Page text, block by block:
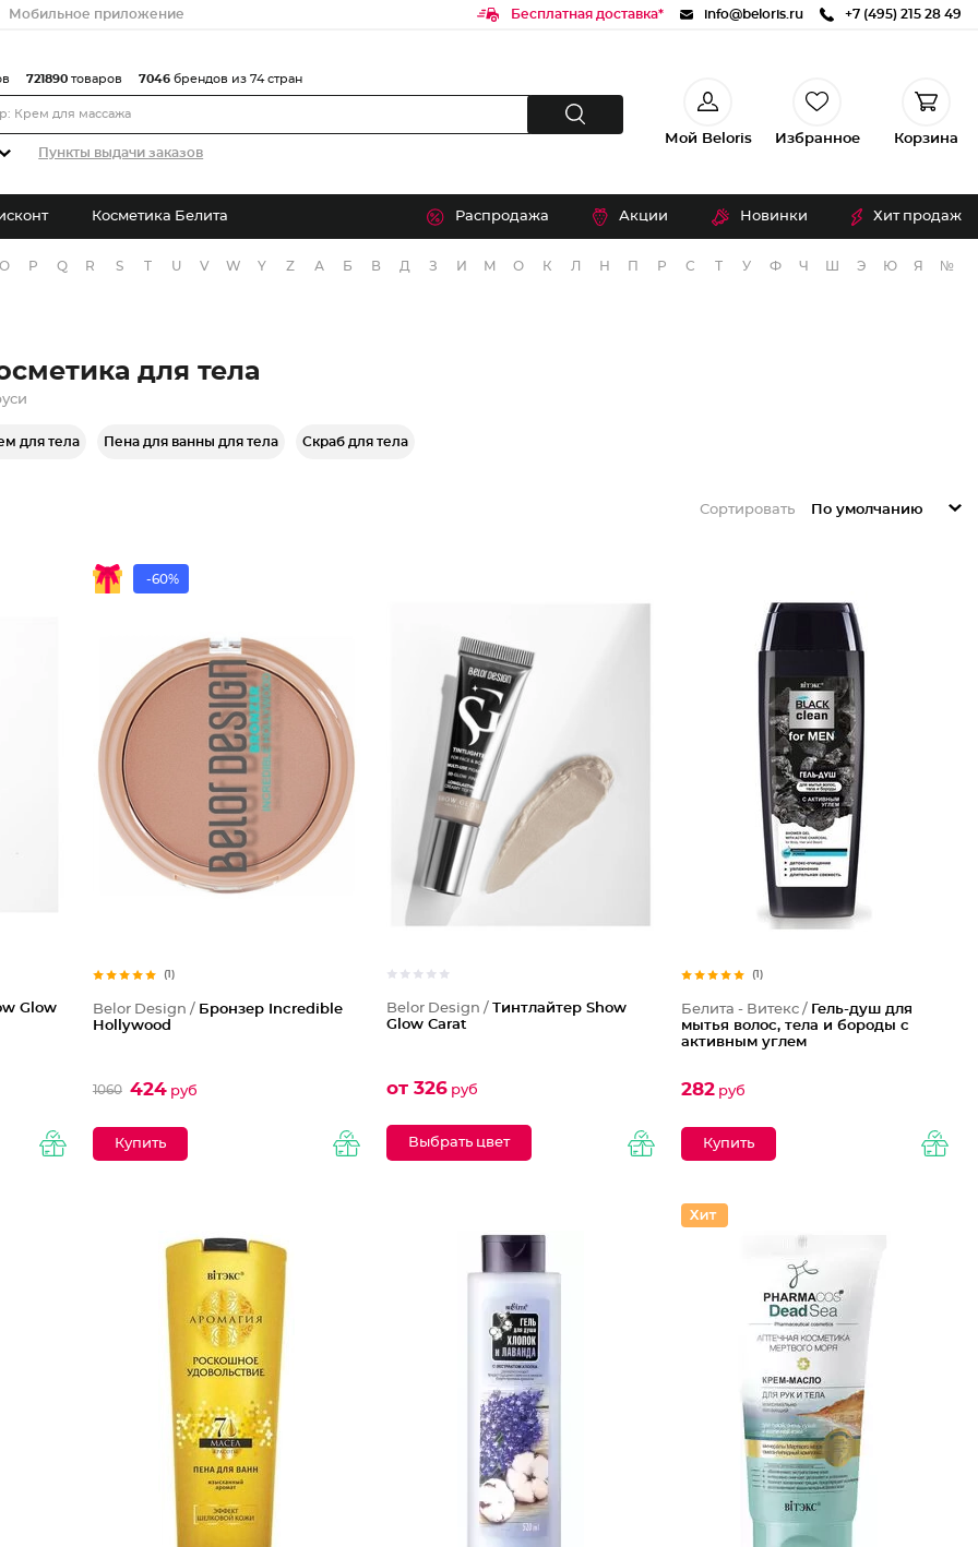
Мобильное приложение Бесплатная доставка* info@beloris.ru +7 (495) 215 28 49
Пункты выдачи заказов
721890 товаров 7046 брендов из 74 стран
Мой Beloris Избранное Корзина
Косметика Белита Распродажа Акции Новинки Хит продаж
O P Q R S T U V W Y Z А Б В Д З И М О К Л Н П Р С Т У Ф Ч Э Ю Я №
для тела
для тела Пена для ванны для тела Скраб для тела
Сортировать По умолчанию
Glow
-60%
(1)
Belor Design / Бронзер Incredible
Hollywood
1060 424руб
Belor Design /Тинтлайтер Show
Glow Carat
от 326 руб
Выбрать цвет
(1)
Белита - Витекс /
Гель-душ для
мытья волос, тела и бороды с
активным углем
282руб